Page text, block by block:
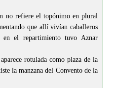
no refiere el topónimo en plural
que allí vivían caballeros
el repartimiento tuvo Aznar
rotulada como plaza de la
la manzana del Convento de la